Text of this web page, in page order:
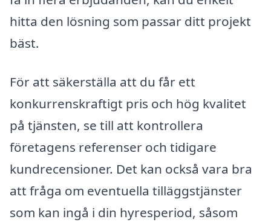
hitta den lösning som passar ditt projekt
bäst.
För att säkerställa att du får ett
konkurrenskraftigt pris och hög kvalitet
på tjänsten, se till att kontrollera
företagens referenser och tidigare
kundrecensioner. Det kan också vara bra
att fråga om eventuella tilläggstjänster
som kan ingå i din hyresperiod, såsom